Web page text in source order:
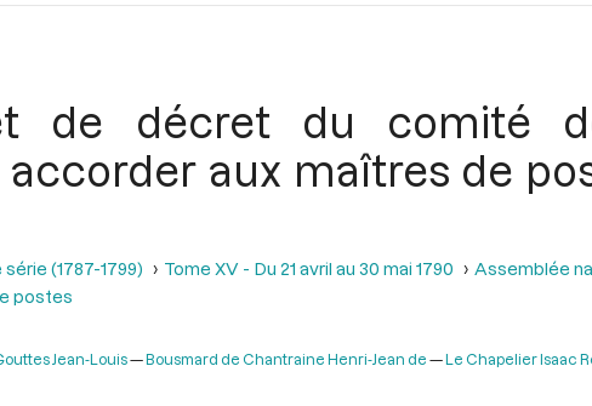
de décret du comité
aux maîtres de
(1787-1799) Tome XV - Du 21 avril au 30 mai 1790 Assemblée
postes
Jean-Louis Bousmard de Chantraine Henri-Jean de Le Chapelier Isaac